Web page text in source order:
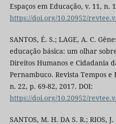
Espaços em Educação, v. 11, n.
https://doi.org/10.20952/
SANTOS, É. S.; LAGE, A. C.
educação básica: um olhar
Direitos Humanos e Cidadania
Pernambuco. Revista Tempos e
n. 22, p. 69-82, 2017. DOI:
https://doi.org/10.20952/
SANTOS, M. H. DA S. R.; RIOS,